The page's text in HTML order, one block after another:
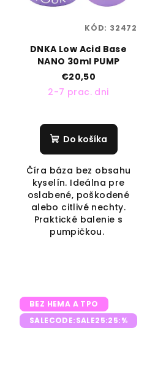
DNKA Low Acid Base
NANO 30ml PUMP
€20,50
2-7 prac. dni
Do košíka
Číra báza bez obsahu
kyselín. Ideálna pre
oslabené, poškodené
alebo citlivé nechty.
Praktické balenie s
pumpičkou.
KÓD: 32472
BEZ HEMA A TPO
SALECODE:SALE25:25:%